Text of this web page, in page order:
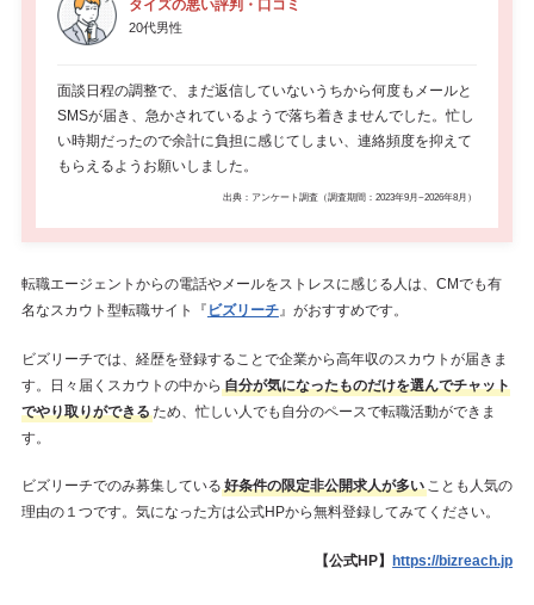
タイズの悪い評判・口コミ
20代男性
面談日程の調整で、まだ返信していないうちから何度もメールと
SMSが届き、急かされているようで落ち着きませんでした。忙し
い時期だったので余計に負担に感じてしまい、連絡頻度を抑えて
もらえるようお願いしました。
出典：アンケート調査（調査期間：2023年9月~2026年8月）
転職エージェントからの電話やメールをストレスに感じる人は、CMでも有
名なスカウト型転職サイト『 ビズリーチ』がおすすめです。
ビズリーチでは、経歴を登録することで企業から高年収のスカウトが届きま
す。日々届くスカウトの中から 自分が気になったものだけを選んでチャット
でやり取りができるため、忙しい人でも自分のペースで転職活動ができま
す。
ビズリーチでのみ募集している 好条件の限定非公開求人が多いことも人気の
理由の１つです。気になった方は公式HPから無料登録してみてください。
【公式HP】https://bizreach.jp